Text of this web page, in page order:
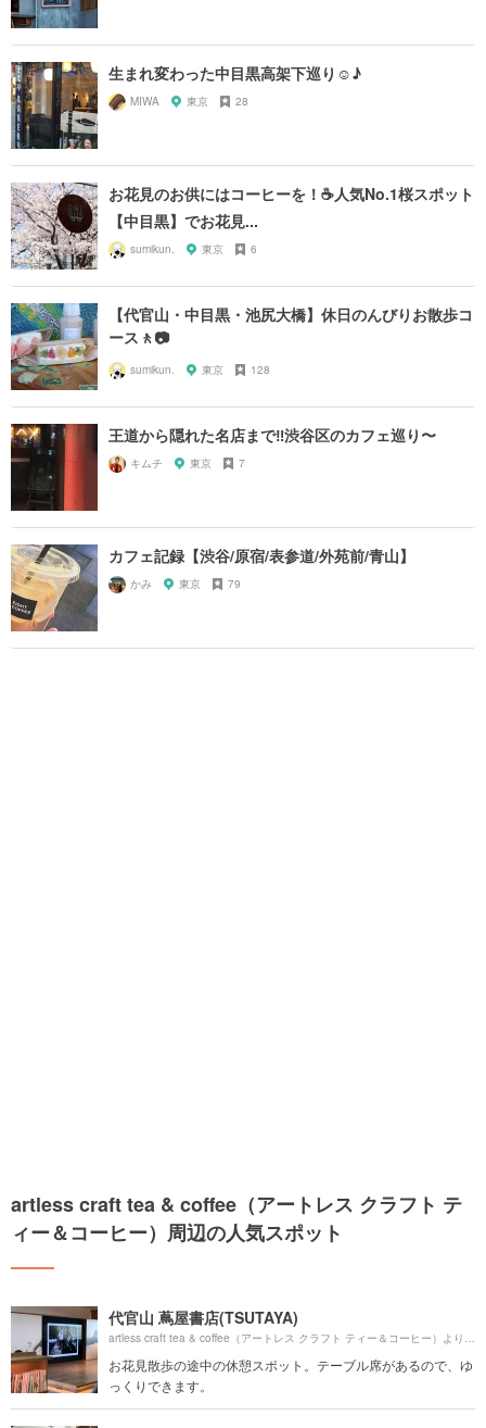
生まれ変わった中目黒高架下巡り☺︎♪
MIWA 東京 28
お花見のお供にはコーヒーを！☕️人気No.1桜スポット
【中目黒】でお花見...
sumikun. 東京 6
【代官山・中目黒・池尻大橋】休日のんびりお散歩コ
ース🚶📷
sumikun. 東京 128
王道から隠れた名店まで‼︎渋谷区のカフェ巡り〜
キムチ 東京 7
カフェ記録【渋谷/原宿/表参道/外苑前/青山】
かみ 東京 79
artless craft tea & coffee（アートレス クラフト テ
ィー＆コーヒー）周辺の人気スポット
代官山 蔦屋書店(TSUTAYA)
お花見散歩の途中の休憩スポット。テーブル席があるので、ゆ
っくりできます。